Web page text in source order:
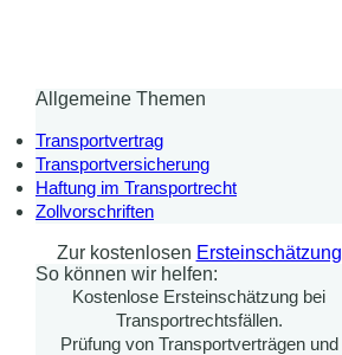
Allgemeine Themen
Transportvertrag
Transportversicherung
Haftung im Transportrecht
Zollvorschriften
Zur kostenlosen Ersteinschätzung
So können wir helfen:
Kostenlose Ersteinschätzung bei
Transportrechtsfällen.
Prüfung von Transportverträgen und